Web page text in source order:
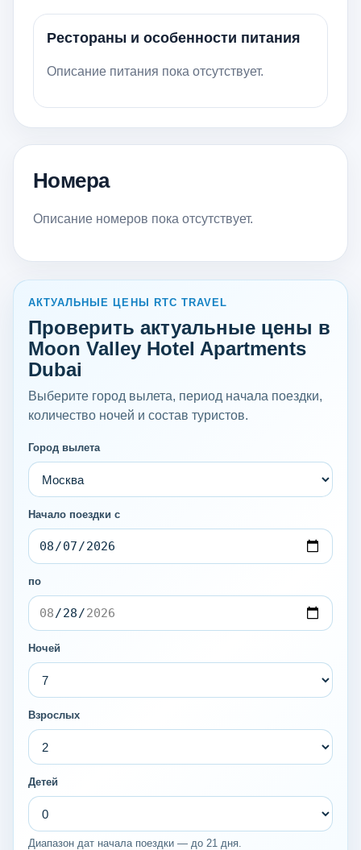
Рестораны и особенности питания
Описание питания пока отсутствует.
Номера
Описание номеров пока отсутствует.
АКТУАЛЬНЫЕ ЦЕНЫ RTC TRAVEL
Проверить актуальные цены в
Moon Valley Hotel Apartments
Dubai
Выберите город вылета, период начала поездки,
количество ночей и состав туристов.
Город вылета
Начало поездки с
по
Ночей
Взрослых
Детей
Диапазон дат начала поездки — до 21 дня.